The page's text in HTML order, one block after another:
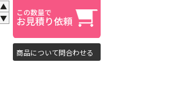
▲
▼
商品について問合わせる